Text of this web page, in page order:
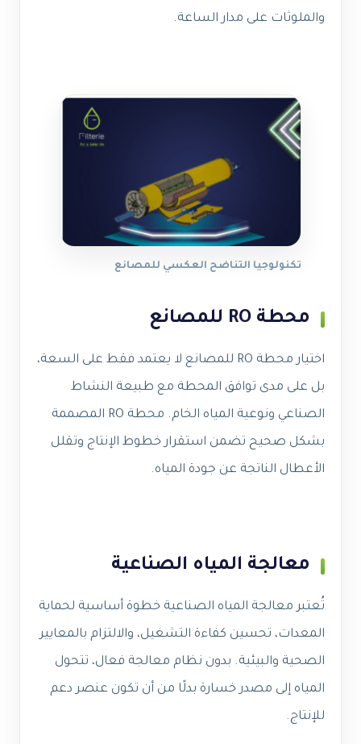
والملوثات على مدار الساعة.
تكنولوجيا التناضح العكسي للمصانع
محطة RO للمصانع
اختيار محطة RO للمصانع لا يعتمد فقط على السعة،
بل على مدى توافق المحطة مع طبيعة النشاط
الصناعي ونوعية المياه الخام. محطة RO المصممة
بشكل صحيح تضمن استقرار خطوط الإنتاج وتقلل
الأعطال الناتجة عن جودة المياه.
معالجة المياه الصناعية
تُعتبر معالجة المياه الصناعية خطوة أساسية لحماية
المعدات، تحسين كفاءة التشغيل، والالتزام بالمعايير
الصحية والبيئية. بدون نظام معالجة فعال، تتحول
المياه إلى مصدر خسارة بدلًا من أن تكون عنصر دعم
للإنتاج.